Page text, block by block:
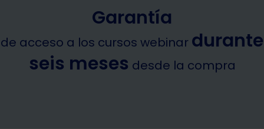
Garantía
de acceso a los cursos webinar durante
seis meses desde la compra